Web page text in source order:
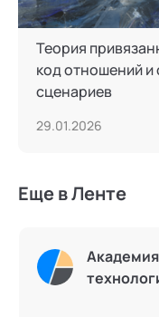
Теория
код отношений и
сценариев
29.01.2026
Еще в Ленте